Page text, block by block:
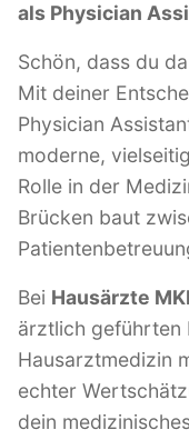
als Physician
Schön, dass du
Mit deiner
Physician
moderne,
Rolle in der
Brücken baut
Bei Hausärzte
ärztlich geführten
Hausarztmedizin
echter
dein